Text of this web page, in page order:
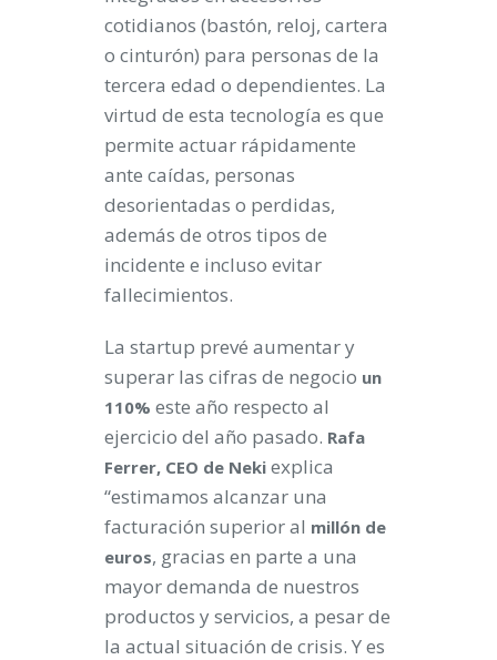
cotidianos (bastón, reloj, cartera
o cinturón) para personas de la
tercera edad o dependientes. La
virtud de esta tecnología es que
permite actuar rápidamente
ante caídas, personas
desorientadas o perdidas,
además de otros tipos de
incidente e incluso evitar
fallecimientos.
La startup prevé aumentar y
superar las cifras de negocio un
110% este año respecto al
ejercicio del año pasado. Rafa
Ferrer, CEO de Neki explica
“estimamos alcanzar una
facturación superior al millón de
euros, gracias en parte a una
mayor demanda de nuestros
productos y servicios, a pesar de
la actual situación de crisis. Y es